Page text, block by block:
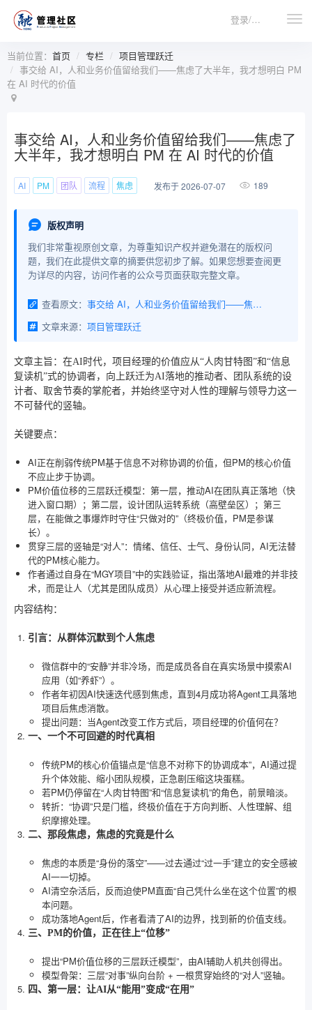
登录/注册
当前位置： 首页 专栏
项目管理跃迁
事交给 AI，人和业务价值留给我们——焦虑了大半年，我才想明白 PM
在 AI 时代的价值
事交给 AI，人和业务价值留给我们——焦虑了
大半年，我才想明白 PM 在 AI 时代的价值
AI PM 团队 流程 焦虑 发布于 2026-07-07 189
版权声明
我们非常重视原创文章，为尊重知识产权并避免潜在的版权问
题，我们在此提供文章的摘要供您初步了解。如果您想要查阅更
为详尽的内容，访问作者的公众号页面获取完整文章。
查看原文：
事交给 AI，人和业务价值留给我们——焦虑了大半年，我才想明白 PM 在 AI 时代的价值
文章来源： 项目管理跃迁
文章主旨：在AI时代，项目经理的价值应从“人肉甘特图”和“信息
复读机”式的协调者，向上跃迁为AI落地的推动者、团队系统的设
计者、取舍节奏的掌舵者，并始终坚守对人性的理解与领导力这一
不可替代的竖轴。
关键要点：
AI正在削弱传统PM基于信息不对称协调的价值，但PM的核心价值
不应止步于协调。
PM价值位移的三层跃迁模型：第一层，推动AI在团队真正落地（快
进入窗口期）；第二层，设计团队运转系统（高壁垒区）；第三
层，在能做之事爆炸时守住“只做对的”（终极价值，PM是参谋
长）。
贯穿三层的竖轴是“对人”：情绪、信任、士气、身份认同，AI无法替
代的PM核心能力。
作者通过自身在“MGY项目”中的实践验证，指出落地AI最难的并非技
术，而是让人（尤其是团队成员）从心理上接受并适应新流程。
内容结构：
引言：从群体沉默到个人焦虑
微信群中的“安静”并非冷场，而是成员各自在真实场景中摸索AI
应用（如“养虾”）。
作者年初因AI快速迭代感到焦虑，直到4月成功将Agent工具落地
项目后焦虑消散。
提出问题：当Agent改变工作方式后，项目经理的价值何在？
一、一个不可回避的时代真相
传统PM的核心价值锚点是“信息不对称下的协调成本”，AI通过提
升个体效能、缩小团队规模，正急剧压缩这块蛋糕。
若PM仍停留在“人肉甘特图”和“信息复读机”的角色，前景暗淡。
转折：“协调”只是门槛，终极价值在于方向判断、人性理解、组
织摩擦处理。
二、那段焦虑，焦虑的究竟是什么
焦虑的本质是“身份的落空”——过去通过“过一手”建立的安全感被
AI一一切掉。
AI清空杂活后，反而迫使PM直面“自己凭什么坐在这个位置”的根
本问题。
成功落地Agent后，作者看清了AI的边界，找到新的价值支线。
三、PM的价值，正在往上“位移”
提出“PM价值位移的三层跃迁模型”，由AI辅助人机共创得出。
模型骨架：三层“对事”纵向台阶 + 一根贯穿始终的“对人”竖轴。
四、第一层：让AI从“能用”变成“在用”